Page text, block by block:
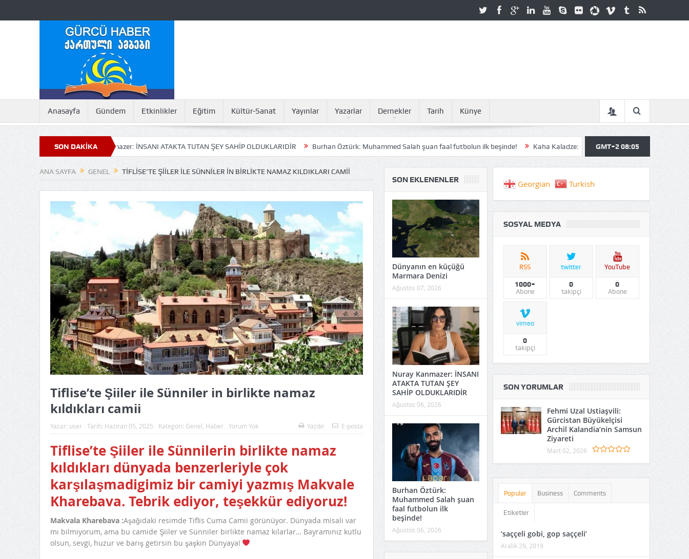
Anasayfa Gündem Etkinlikler Eğitim Kültür-Sanat Yayınlar Yazarlar Dernekler Tarih Künye
SON DAKİKA
Nuray Kanmazer: İNSANI ATAKTA TUTAN ŞEY SAHİP OLDUKLARIDİR Burhan Öztürk: Muhammed Salah şuan faal futbolun ilk beşinde! Kaha Kaladze: Gürcistan ve Ukrayna, NATO Üyeliği Vaatleriyle
GMT+2 08:05
ANA SAYFA GENEL TIFLISE’TE ŞIILER ILE SÜNNILER IN BIRLIKTE NAMAZ KILDIKLARI CAMII
Tiflise’te Şiiler ile Sünniler in birlikte namaz
kıldıkları camii
Yazar: user Tarih: Haziran 05, 2025 Kategori: Genel Haber Yorum Yok Yazdır E-posta
Tiflise’te Şiiler ile Sünnilerin birlikte namaz
kıldıkları dünyada benzerleriyle çok
karşılaşmadigimiz bir camiyi yazmış Makvale
Kharebava. Tebrik ediyor, teşekkür ediyoruz!
Makvala Kharebava :Aşağıdaki resimde Tiflis Cuma Camii görünüyor. Dünyada misali var
mı bilmiyorum, ama bu camide Şiiler ve Sünniler birlikte namaz kılarlar… Bayramınız kutlu
olsun, sevgi, huzur ve barış getirsin bu şaşkın Dünyaya!
SON EKLENENLER
Dünyanın en küçüğü
Marmara Denizi
Ağustos 07, 2026
Nuray Kanmazer: İNSANI
ATAKTA TUTAN ŞEY
SAHİP OLDUKLARIDİR
Ağustos 06, 2026
Burhan Öztürk:
Muhammed Salah şuan
faal futbolun ilk
beşinde!
Ağustos 06, 2026
Georgian Turkish
SOSYAL MEDYA
RSS
1000+
Abone
twitter
0
takipçi
YouTube
0
Abone
vimeo
0
takipçi
SON YORUMLAR
Fehmi Uzal Ustiaşvili:
Gürcistan Büyükelçisi
Archil Kalandia’nin Samsun
Ziyareti
Mart 02, 2026
Popular Business Comments
Etiketler
‘saççeli gobi, gop saççeli’
Aralık 29, 2019